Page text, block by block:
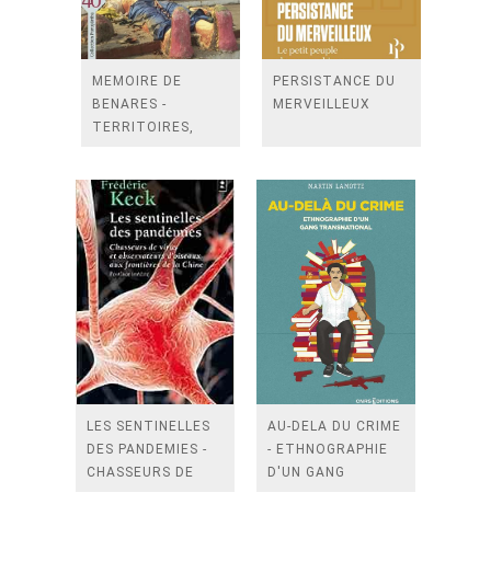
MEMOIRE DE
BENARES -
TERRITOIRES,
PERSISTANCE DU
MERVEILLEUX
LES SENTINELLES
DES PANDEMIES -
CHASSEURS DE
AU-DELA DU CRIME
- ETHNOGRAPHIE
D'UN GANG